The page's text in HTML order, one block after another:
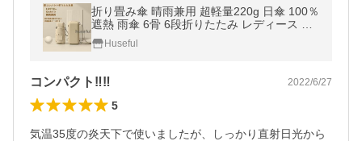
折り畳み傘 晴雨兼用 超軽量220g 日傘 100％
遮熱 雨傘 6骨 6段折りたたみ レディース 梅
雨 折畳み傘 UVカット 完全遮光 耐風 紫外線
対策 UPF50+ ケース付き
Huseful
コンパクト‼️‼️ 2022/6/27
5
気温35度の炎天下で使いましたが、しっかり直射日光から